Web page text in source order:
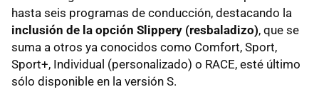
hasta seis programas de conducción, destacando la
inclusión de la opción Slippery (resbaladizo), que se
suma a otros ya conocidos como Comfort, Sport,
Sport+, Individual (personalizado) o RACE, esté último
sólo disponible en la versión S.